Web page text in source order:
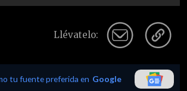
Llévatelo:
tu fuente preferida en Google